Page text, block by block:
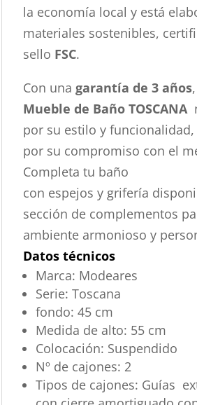
la economía local y está
materiales sostenibles,
sello FSC.
Con unagarantía de 3 años
Mueble de Baño TOSCANA
por su estilo y
por su compromiso con el
Completa tu baño
con espejos y grifería
sección de complementos
ambiente armonioso y
Datos técnicos
Marca: Modeares
Serie: Toscana
fondo: 45 cm
Medida de alto: 55 cm
Colocación: Suspendido
Nº de cajones: 2
Tipos de cajones: Guías